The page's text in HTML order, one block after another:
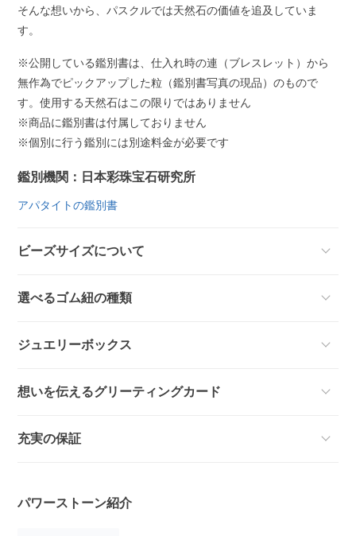
そんな想いから、パスクルでは天然石の価値を追及していま
す。
※公開している鑑別書は、仕入れ時の連（ブレスレット）から
無作為でピックアップした粒（鑑別書写真の現品）のもので
す。使用する天然石はこの限りではありません
※商品に鑑別書は付属しておりません
※個別に行う鑑別には別途料金が必要です
鑑別機関：日本彩珠宝石研究所
アパタイトの鑑別書
ビーズサイズについて
選べるゴム紐の種類
ジュエリーボックス
想いを伝えるグリーティングカード
充実の保証
パワーストーン紹介